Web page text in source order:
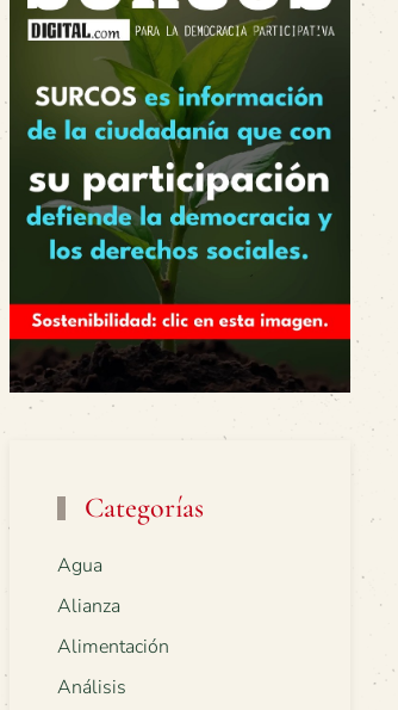
Categorías
Agua
Alianza
Alimentación
Análisis